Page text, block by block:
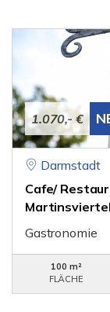
1.070,- €
Darmstadt
Cafe/
Gastronomie
100 m²
FLÄCHE